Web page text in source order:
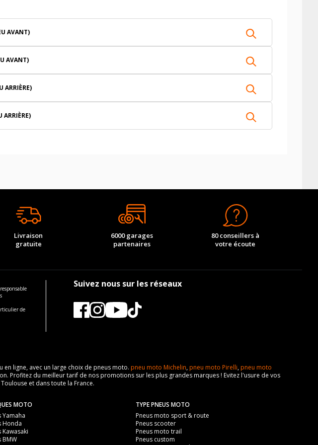
AVANT)
AVANT)
ARRIÈRE)
ARRIÈRE)
Livraison
gratuite
6000 garages
partenaires
80 conseillers à
votre écoute
de
Suivez nous sur les réseaux
ligne, avec un large choix de pneus moto. pneu moto Michelin,pneu moto Pirelli,pneu moto
Profitez du meilleur tarif de nos promotions sur les plus grandes marques ! Evitez l'usure de vos
et dans toute la France.
MOTO
Yamaha
Honda
Kawasaki
BMW
TYPE PNEUS MOTO
Pneus moto sport & route
Pneus scooter
Pneus moto trail
Pneus custom